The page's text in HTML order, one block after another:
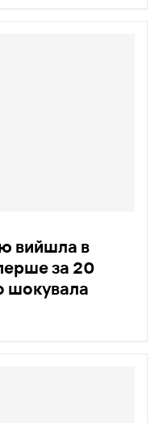
вийшла в
за 20
шокувала